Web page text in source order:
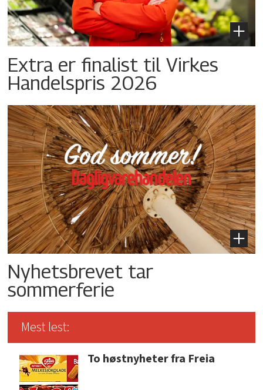
Extra er finalist til Virkes
Handelspris 2026
Nyhetsbrevet tar
sommerferie
Mest lest:
To høstnyheter fra Freia